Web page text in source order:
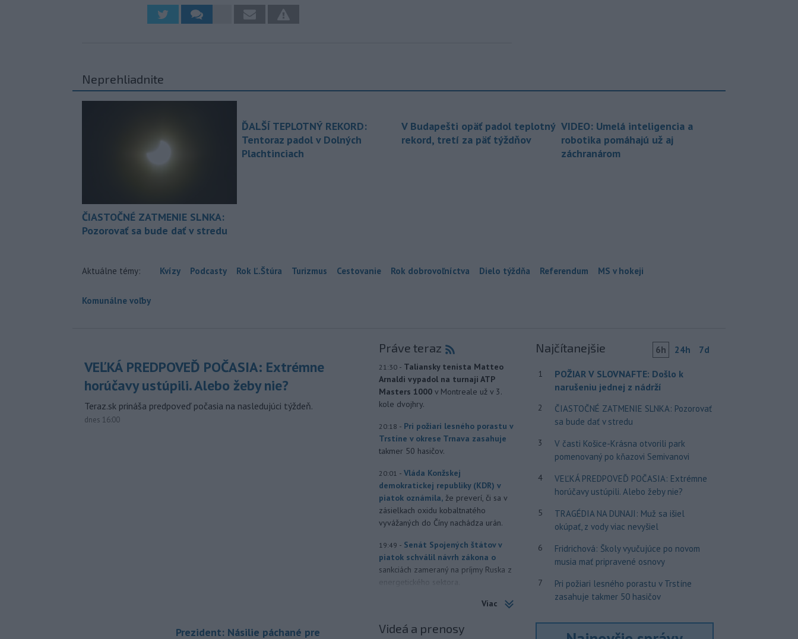
Neprehliadnite
ČIASTOČNÉ ZATMENIE SLNKA:
Pozorovať sa bude dať v stredu
ĎALŠÍ TEPLOTNÝ REKORD:
Tentoraz padol v Dolných
Plachtinciach
V Budapešti opäť padol teplotný
rekord, tretí za päť týždňov
VIDEO: Umelá inteligencia a
robotika pomáhajú už aj
záchranárom
Aktuálne témy: Kvízy Podcasty Rok Ľ.Štúra Turizmus Cestovanie Rok dobrovoľníctva Dielo týždňa Referendum MS v hokeji
Komunálne voľby
VEĽKÁ PREDPOVEĎ POČASIA: Extrémne
horúčavy ustúpili. Alebo žeby nie?
Teraz.sk prináša predpoveď počasia na nasledujúci týždeň.
dnes 16:00
Prezident: Násilie páchané pre
Práve teraz
21:30 - Taliansky tenista Matteo
Arnaldi vypadol na turnaji ATP
Masters 1000 v Montreale už v 3.
kole dvojhry.
20:18 - Pri požiari lesného porastu v
Trstíne v okrese Trnava zasahuje
takmer 50 hasičov.
20:01 - Vláda Konžskej
demokratickej republiky (KDR) v
piatok oznámila, že preverí, či sa v
zásielkach oxidu kobaltnatého
vyvážaných do Číny nachádza urán.
19:49 - Senát Spojených štátov v
piatok schválil návrh zákona o
sankciách zameraný na príjmy Ruska z
energetického sektora.
Slovenská polícia prispela k
ktorý sa podarilo ukončiť
Viac
Videá a prenosy
Najčítanejšie 6h 24h 7d
1
POŽIAR V SLOVNAFTE: Došlo k
narušeniu jednej z nádrží
2
ČIASTOČNÉ ZATMENIE SLNKA: Pozorovať
sa bude dať v stredu
3
V časti Košice-Krásna otvorili park
pomenovaný po kňazovi Semivanovi
4
VEĽKÁ PREDPOVEĎ POČASIA: Extrémne
horúčavy ustúpili. Alebo žeby nie?
5
TRAGÉDIA NA DUNAJI: Muž sa išiel
okúpať, z vody viac nevyšiel
6
Fridrichová: Školy vyučujúce po novom
musia mať pripravené osnovy
7
Pri požiari lesného porastu v Trstíne
zasahuje takmer 50 hasičov